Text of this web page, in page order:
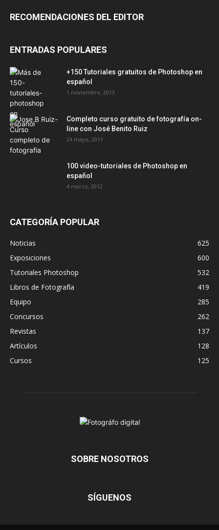
RECOMENDACIONES DEL EDITOR
ENTRADAS POPULARES
+150 Tutoriales gratuitos de Photoshop en
español
1 noviembre, 2013
Completo curso gratuito de fotografía on-
line con José Benito Ruiz
24 mayo, 2011
100 video-tutoriales de Photoshop en
español
4 marzo, 2012
CATEGORÍA POPULAR
Noticias
625
Exposiciones
600
Tutoriales Photoshop
532
Libros de Fotografía
419
Equipo
285
Concursos
262
Revistas
137
Artículos
128
Cursos
125
SOBRE NOSOTROS
SÍGUENOS